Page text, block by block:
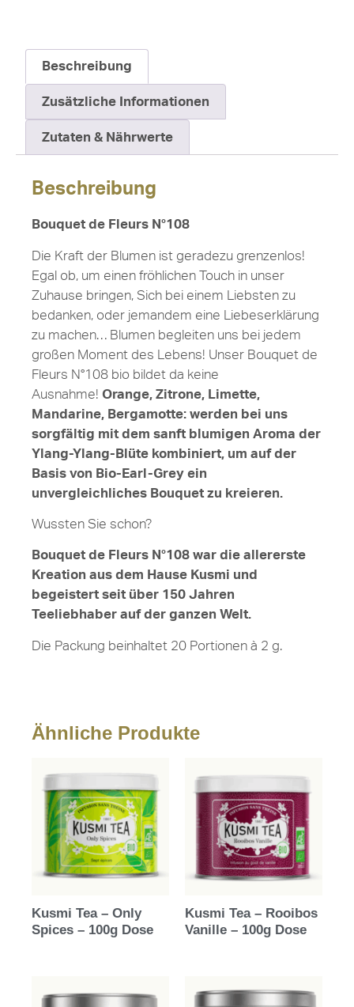
Beschreibung
Zusätzliche Informationen
Zutaten & Nährwerte
Beschreibung
Bouquet de Fleurs N°108
Die Kraft der Blumen ist geradezu grenzenlos!
Egal ob, um einen fröhlichen Touch in unser
Zuhause bringen, Sich bei einem Liebsten zu
bedanken, oder jemandem eine Liebeserklärung
zu machen… Blumen begleiten uns bei jedem
großen Moment des Lebens! Unser Bouquet de
Fleurs N°108 bio bildet da keine
Ausnahme! Orange, Zitrone, Limette,
Mandarine, Bergamotte: werden bei uns
sorgfältig mit dem sanft blumigen Aroma der
Ylang-Ylang-Blüte kombiniert, um auf der
Basis von Bio-Earl-Grey ein
unvergleichliches Bouquet zu kreieren.
Wussten Sie schon?
Bouquet de Fleurs N°108 war die allererste
Kreation aus dem Hause Kusmi und
begeistert seit über 150 Jahren
Teeliebhaber auf der ganzen Welt.
Die Packung beinhaltet 20 Portionen à 2 g.
Ähnliche Produkte
Kusmi Tea – Only
Spices – 100g Dose
Kusmi Tea – Rooibos
Vanille – 100g Dose